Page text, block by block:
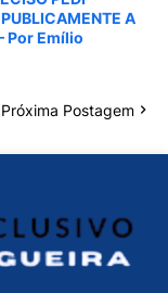
A
Por Emílio
Próxima Postagem